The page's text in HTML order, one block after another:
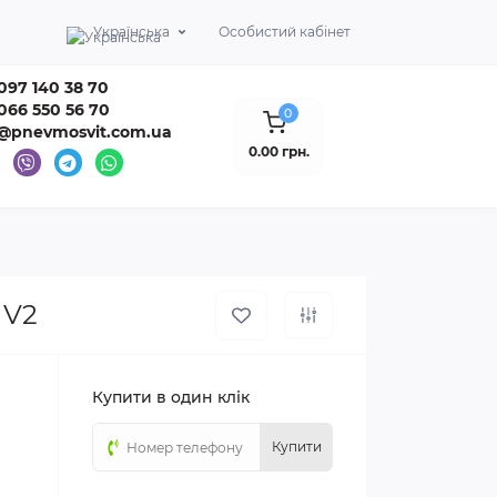
Українська Особистий кабінет
140 38 70
550 56 70
0
0.00 грн.
Купити в один клік
Купити